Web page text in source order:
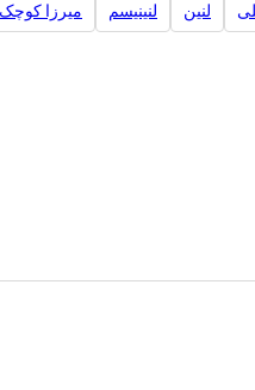
لنین لنینیسم میرزا